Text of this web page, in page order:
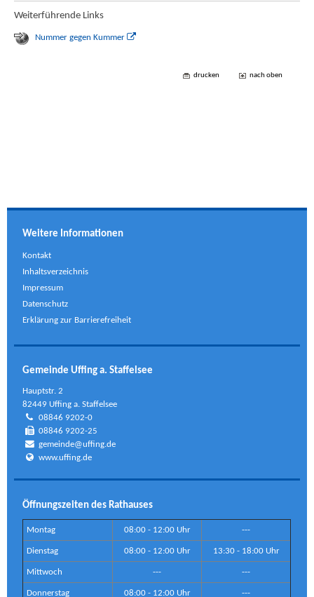
Weiterführende Links
Nummer gegen Kummer
drucken nach oben
Weitere Informationen
Kontakt
Inhaltsverzeichnis
Impressum
Datenschutz
Erklärung zur Barrierefreiheit
Gemeinde Uffing a. Staffelsee
Hauptstr. 2
82449 Uffing a. Staffelsee
08846 9202-0
08846 9202-25
gemeinde@uffing.de
www.uffing.de
Öffnungszeiten des Rathauses
Montag 08:00 - 12:00 Uhr ---
Dienstag 08:00 - 12:00 Uhr 13:30 - 18:00 Uhr
Mittwoch --- ---
Donnerstag 08:00 - 12:00 Uhr ---